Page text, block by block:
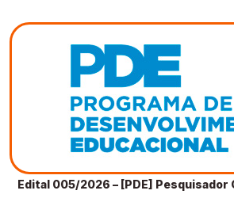
Edital 005/2026 – [PDE] Pesquisador